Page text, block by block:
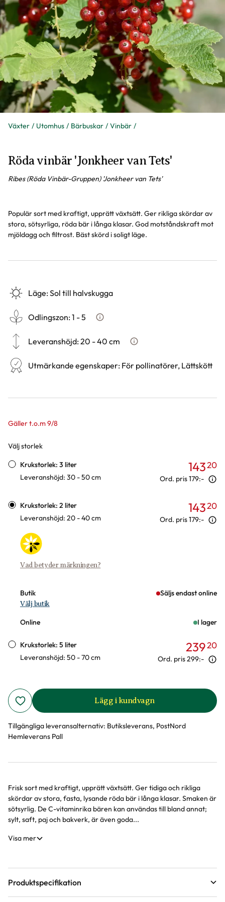
Växter Utomhus Bärbuskar Vinbär
Röda vinbär 'Jonkheer van Tets'
Ribes (Röda Vinbär-Gruppen) 'Jonkheer van Tets'
Populär sort med kraftigt, upprätt växtsätt. Ger rikliga skördar av
stora, sötsyrliga, röda bär i långa klasar. God motståndskraft mot
mjöldagg och filtrost. Bäst skörd i soligt läge.
Läge:Sol till halvskugga
Odlingszon:1 - 5 Vad är odlingszon?
Leveranshöjd:20 - 40 cm Hur vi mäter leveranshöjd på
Utmärkande egenskaper: För pollinatörer, Lättskött
Gäller t.o.m 9/8
Välj storlek
Varianter
Krukstorlek: 3 liter
Leveranshöjd: 30 - 50 cm
14320
Ord. pris179:-
Krukstorlek: 2 liter
Leveranshöjd: 20 - 40 cm
Vad betyder märkningen?
14320
Ord. pris179:-
Butik Säljs endast online
Välj butik
Online I lager
Krukstorlek: 5 liter
Leveranshöjd: 50 - 70 cm
23920
Ord. pris299:-
Lägg i kundvagn
Tillgängliga leveransalternativ: Butiksleverans, PostNord
Hemleverans Pall
Produktinformation
Frisk sort med kraftigt, upprätt växtsätt. Ger tidiga och rikliga
skördar av stora, fasta, lysande röda bär i långa klasar. Smaken är
sötsyrlig. De C-vitaminrika bären kan användas till bland annat;
sylt, saft, paj och bakverk, är även goda...
Visa mer
Produktspecifikation